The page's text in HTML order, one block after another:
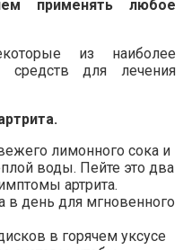
применять любое
из наиболее
средств для лечения
лимонного сока и
воды. Пейте это два
артрита.
в день для мгновенного
в горячем уксусе